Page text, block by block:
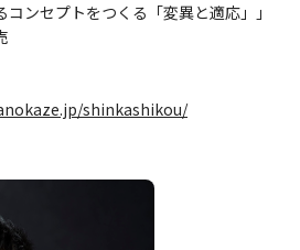
ンセプトをつくる「変異と適応」」
shinkashikou/